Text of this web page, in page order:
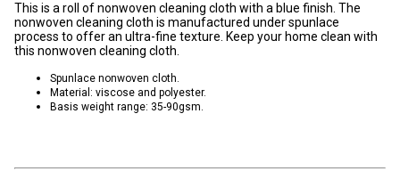
This is a roll of nonwoven cleaning cloth with a blue finish. The
nonwoven cleaning cloth is manufactured under spunlace
process to offer an ultra-fine texture. Keep your home clean with
this nonwoven cleaning cloth.
Spunlace nonwoven cloth.
Material: viscose and polyester.
Basis weight range: 35-90gsm.